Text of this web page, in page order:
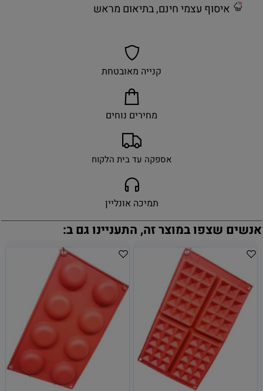
איסוף עצמי חינם, בתיאום מראש
קנייה מאובטחת
מחירים נוחים
אספקה עד בית הלקוח
תמיכה אונליין
אנשים שצפו במוצר זה, התעניינו גם ב: